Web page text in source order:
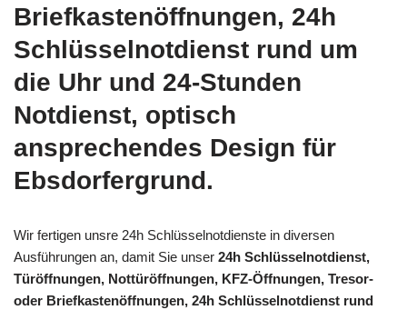
Briefkastenöffnungen, 24h
Schlüsselnotdienst rund um
die Uhr und 24-Stunden
Notdienst, optisch
ansprechendes Design für
Ebsdorfergrund.
Wir fertigen unsre 24h Schlüsselnotdienste in diversen
Ausführungen an, damit Sie unser 24h Schlüsselnotdienst,
Türöffnungen, Nottüröffnungen, KFZ-Öffnungen, Tresor-
oder Briefkastenöffnungen, 24h Schlüsselnotdienst rund